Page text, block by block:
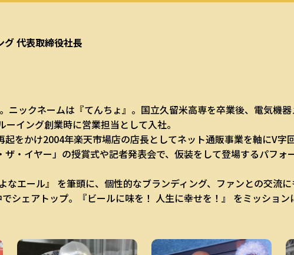
グ代表取締役社長
ニックネームは『てんちょ』。国立久留米高専を卒業後、電気機
イング創業時に営業担当として入社。
をかけ2004年楽天市場店の店長としてネット通販事業を軸にV字
・イヤー」の授賞式や記者発表会で、仮装をして登場するパフォ
なエール』 を筆頭に、個性的なブランディング、ファンとの交流
シェアトップ。『ビールに味を！ 人生に幸せを！』 をミッショ